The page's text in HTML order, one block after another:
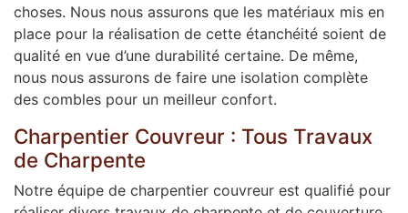
choses. Nous nous assurons que les matériaux mis en
place pour la réalisation de cette étanchéité soient de
qualité en vue d’une durabilité certaine. De même,
nous nous assurons de faire une isolation complète
des combles pour un meilleur confort.
Charpentier Couvreur : Tous Travaux
de Charpente
Notre équipe de charpentier couvreur est qualifié pour